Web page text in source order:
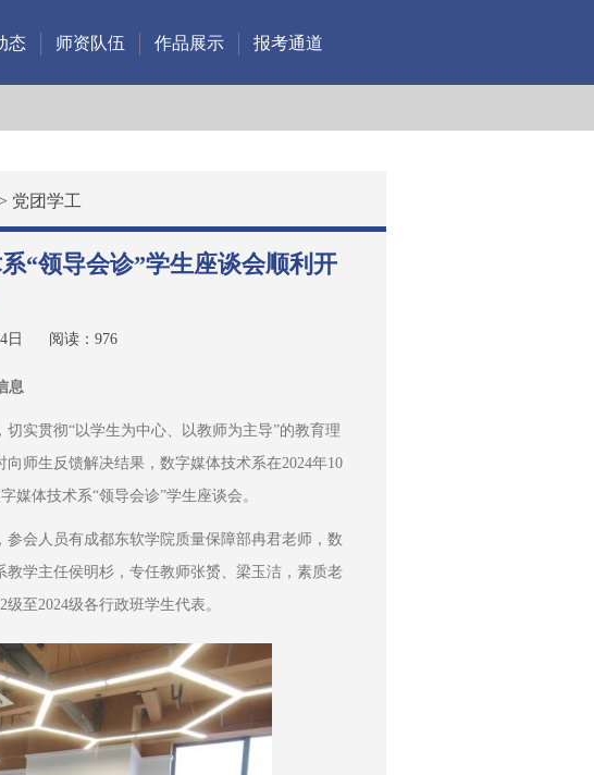
态 师资队伍 作品展示 报考通道
党团学工
“领导会诊”学生座谈会顺利开
日 阅读： 976
息
实贯彻“以学生为中心、以教师为主导”的教育理
师生反馈解决结果，数字媒体技术系在2024年10
媒体技术系“领导会诊”学生座谈会。
会人员有成都东软学院质量保障部冉君老师，数
学主任侯明杉，专任教师张赟、梁玉洁，素质老
至2024级各行政班学生代表。